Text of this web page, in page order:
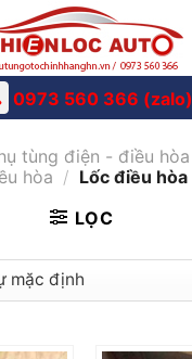
0973 560 366 (zalo)
tùng điện - điều hòa
hòa / Lốc điều hòa
LỌC